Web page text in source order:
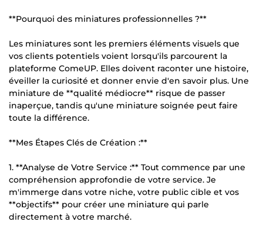
**Pourquoi des miniatures professionnelles ?**
Les miniatures sont les premiers éléments visuels que
vos clients potentiels voient lorsqu'ils parcourent la
plateforme ComeUP. Elles doivent raconter une histoire,
éveiller la curiosité et donner envie d'en savoir plus. Une
miniature de **qualité médiocre** risque de passer
inaperçue, tandis qu'une miniature soignée peut faire
toute la différence.
**Mes Étapes Clés de Création :**
1. **Analyse de Votre Service :** Tout commence par une
compréhension approfondie de votre service. Je
m'immerge dans votre niche, votre public cible et vos
**objectifs** pour créer une miniature qui parle
directement à votre marché.